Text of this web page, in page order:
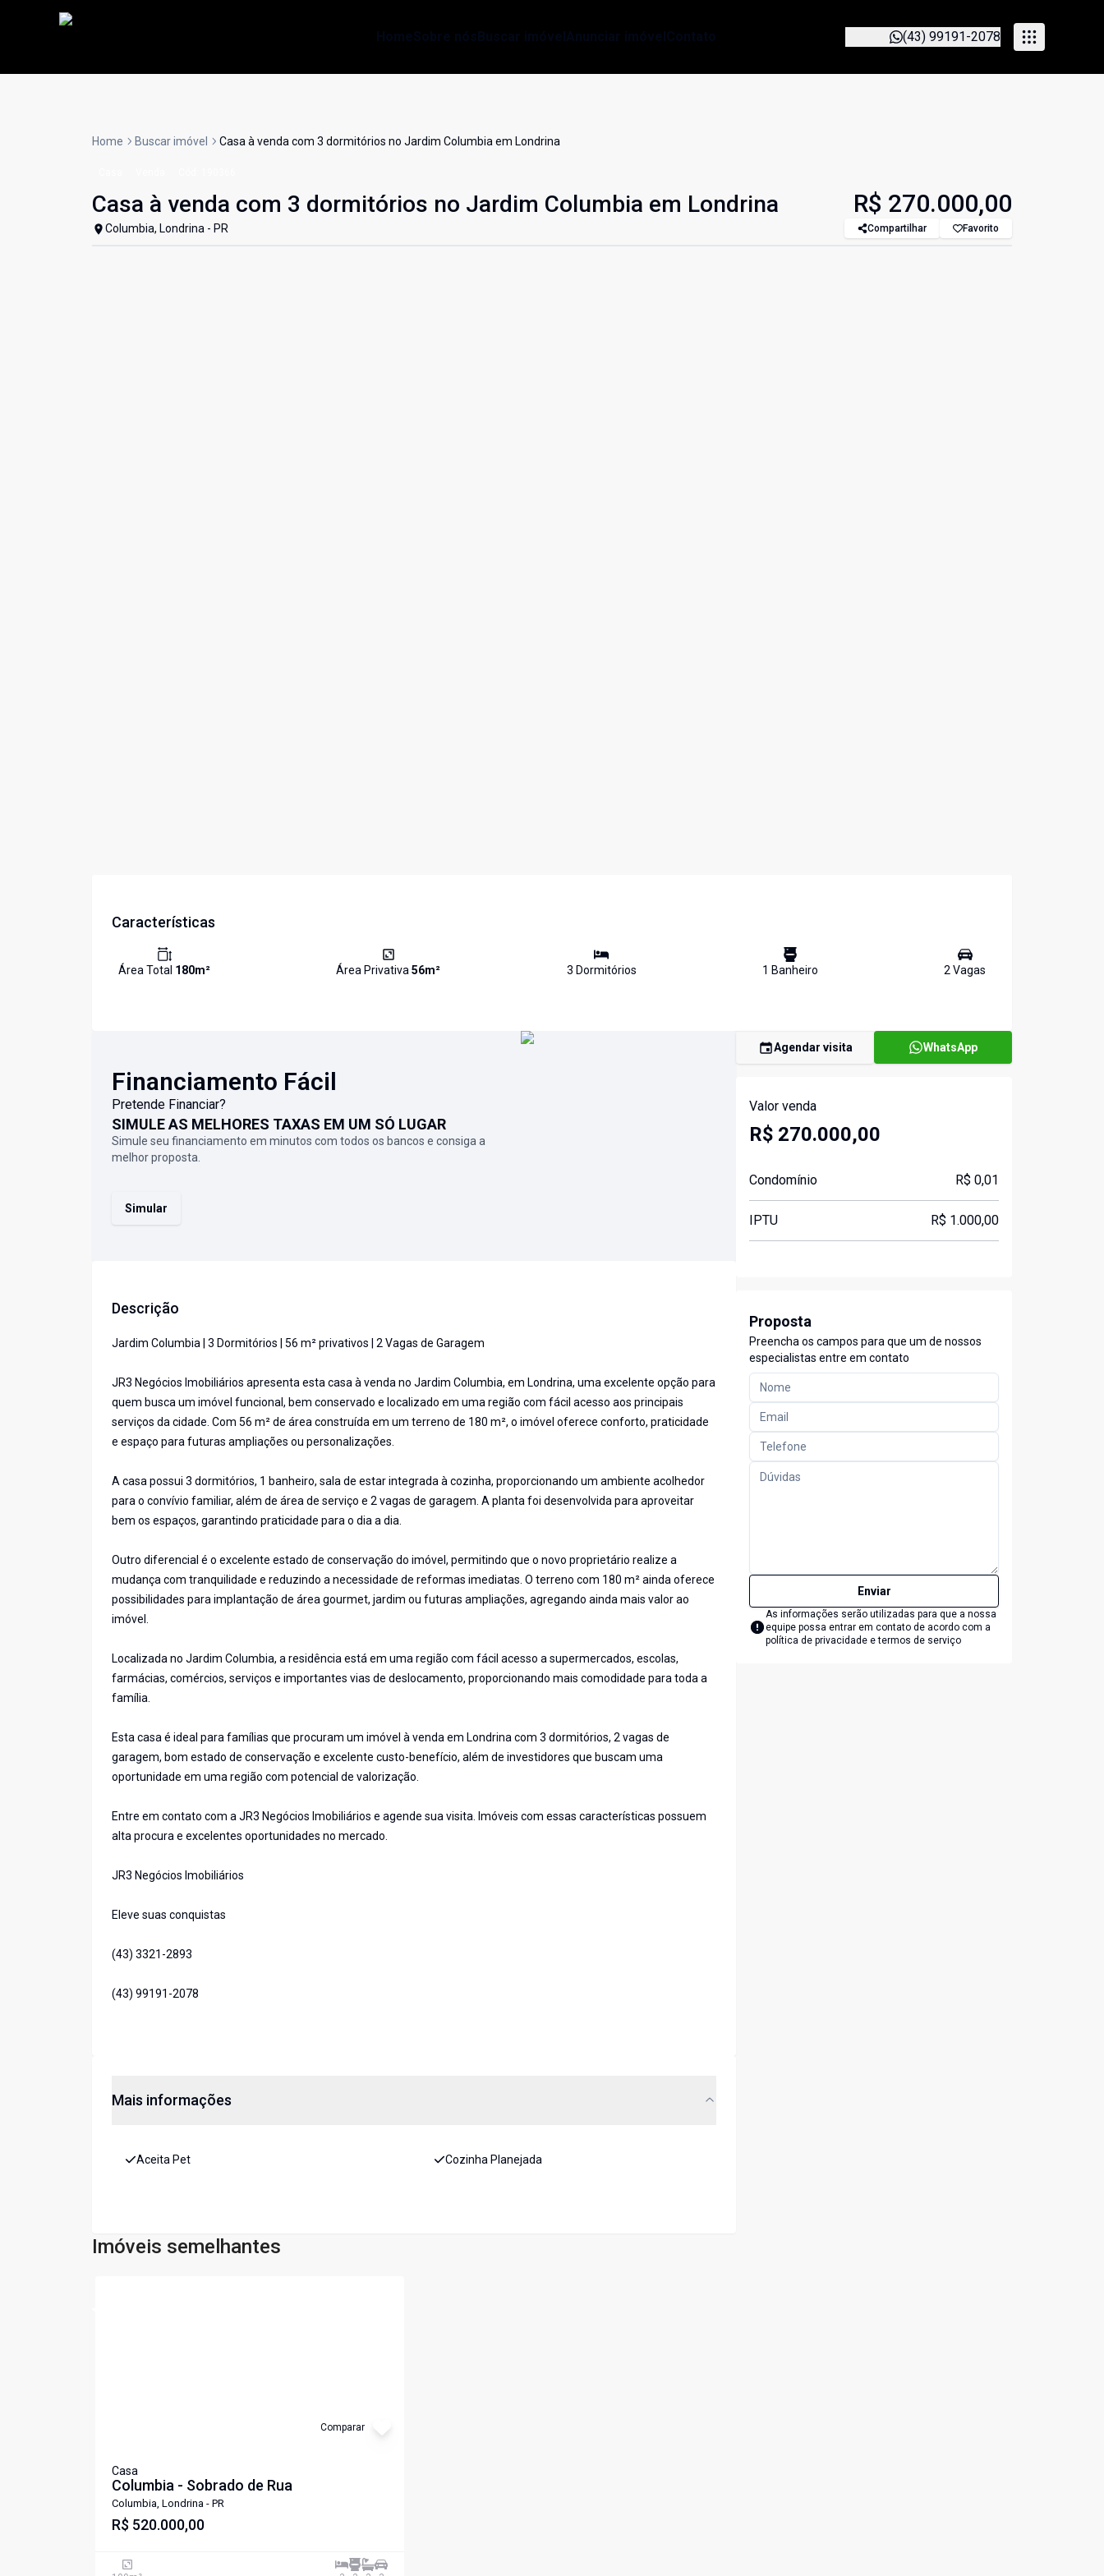
(43) 99191-2078
Home Buscar imóvel Casa à venda com 3 dormitórios no Jardim Columbia em Londrina
Casa à venda com 3 dormitórios no Jardim Columbia em Londrina
Columbia, Londrina - PR
R$ 270.000,00
Compartilhar Favorito
Características
Área Total 180m² Área Privativa56m² 3 Dormitórios 1 Banheiro 2Vagas
Financiamento Fácil
Pretende Financiar?
SIMULE AS MELHORES TAXAS EM UM SÓ LUGAR
Simule seu financiamento em minutos com todos os bancos e consiga a
melhor proposta.
Simular
Descrição
Jardim Columbia | 3 Dormitórios | 56 m² privativos | 2 Vagas de Garagem
JR3 Negócios Imobiliários apresenta esta casa à venda no Jardim Columbia, em Londrina, uma excelente opção para
quem busca um imóvel funcional, bem conservado e localizado em uma região com fácil acesso aos principais
serviços da cidade. Com 56 m² de área construída em um terreno de 180 m², o imóvel oferece conforto, praticidade
e espaço para futuras ampliações ou personalizações.
A casa possui 3 dormitórios, 1 banheiro, sala de estar integrada à cozinha, proporcionando um ambiente acolhedor
para o convívio familiar, além de área de serviço e 2 vagas de garagem. A planta foi desenvolvida para aproveitar
bem os espaços, garantindo praticidade para o dia a dia.
Outro diferencial é o excelente estado de conservação do imóvel, permitindo que o novo proprietário realize a
mudança com tranquilidade e reduzindo a necessidade de reformas imediatas. O terreno com 180 m² ainda oferece
possibilidades para implantação de área gourmet, jardim ou futuras ampliações, agregando ainda mais valor ao
imóvel.
Localizada no Jardim Columbia, a residência está em uma região com fácil acesso a supermercados, escolas,
farmácias, comércios, serviços e importantes vias de deslocamento, proporcionando mais comodidade para toda a
família.
Esta casa é ideal para famílias que procuram um imóvel à venda em Londrina com 3 dormitórios, 2 vagas de
garagem, bom estado de conservação e excelente custo-benefício, além de investidores que buscam uma
oportunidade em uma região com potencial de valorização.
Entre em contato com a JR3 Negócios Imobiliários e agende sua visita. Imóveis com essas características possuem
alta procura e excelentes oportunidades no mercado.
JR3 Negócios Imobiliários
Eleve suas conquistas
(43) 3321-2893
(43) 99191-2078
Mais informações
Aceita Pet Cozinha Planejada
Imóveis semelhantes
Comparar
Casa
Columbia - Sobrado de Rua
Columbia, Londrina - PR
R$ 520.000,00
Agendar visita WhatsApp
Valor venda
R$ 270.000,00
Condomínio R$ 0,01
IPTU R$ 1.000,00
Proposta
Preencha os campos para que um de nossos
especialistas entre em contato
Enviar
As informações serão utilizadas para que a nossa
equipe possa entrar em contato de acordo com a
política de privacidade e termos de serviço